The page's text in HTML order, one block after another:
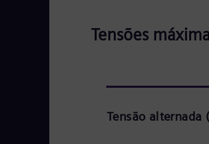
Tensões
Tensão alternada